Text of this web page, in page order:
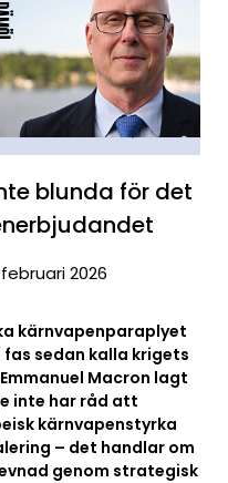
blunda för det
2026
kärnvapenparaplyet
sedan kalla krigets
Macron lagt
inte har råd att
kärnvapenstyrka
– det handlar om
genom strategisk